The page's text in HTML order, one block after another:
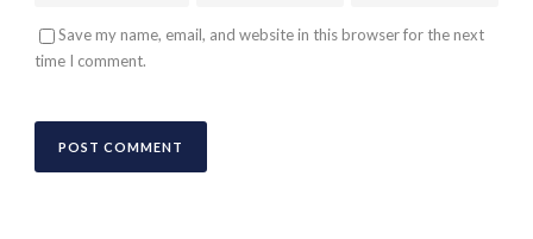
Save my name, email, and website in this browser for the next
time I comment.